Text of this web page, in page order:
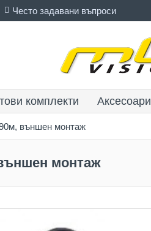
Често задавани въпроси
комплекти Аксесоари
външен монтаж
монтаж